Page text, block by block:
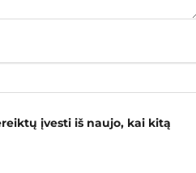
įvesti iš naujo, kai kitą